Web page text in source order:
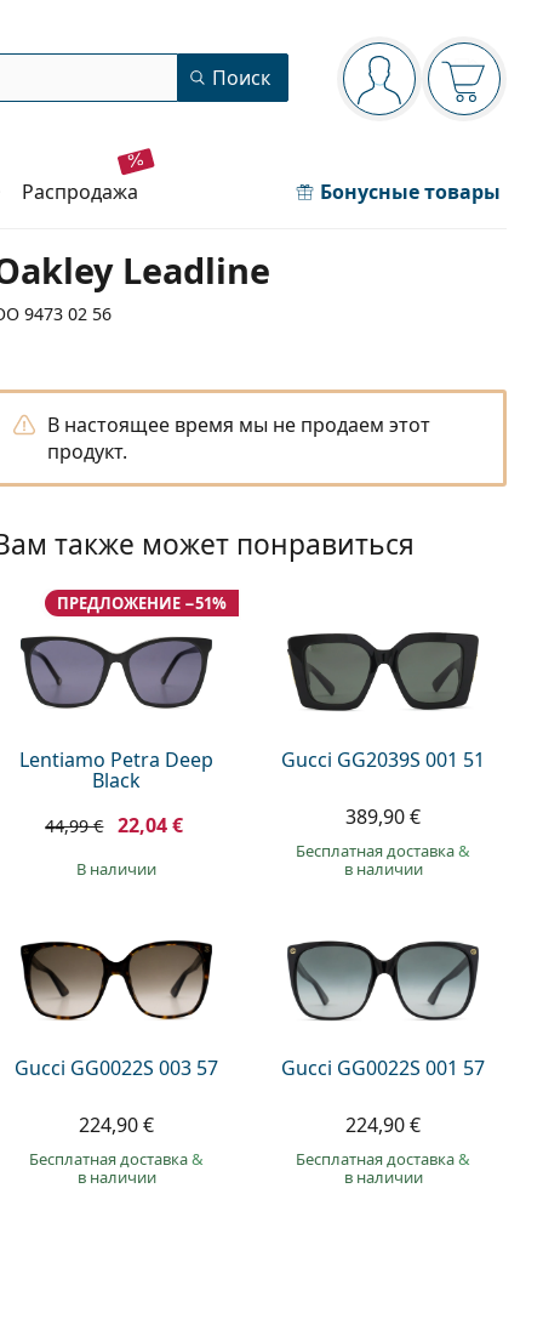
Панель навигации
Вы вошли вВаша
Поиск
распродажа Бонусные товары
Leadline
9473 02 56
В настоящее время мы не продаем этот
продукт.
также может понравиться
Lentiamo Petra Deep
Black
ПРЕДЛОЖЕНИЕ −51%
44,99 € 22,04 €
в наличии
Gucci GG2039S 001 51
389,90 €
Бесплатная доставка&
в наличии
Gucci GG0022S 003 57
224,90 €
Бесплатная доставка&
в наличии
Gucci GG0022S 001 57
224,90 €
Бесплатная доставка&
в наличии